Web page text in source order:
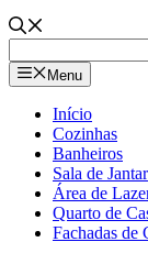
Menu
Início
Cozinhas
Banheiros
Sala de Jantar
Área de
Quarto de
Fachadas de